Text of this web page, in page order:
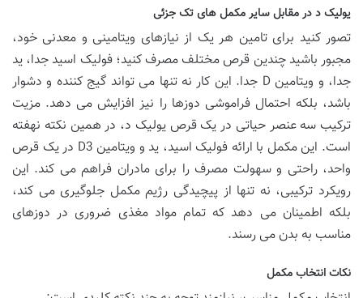
یولیک د در مقابل سایر مکمل های تک جزئی
تصور کنید برای تامین هر یک از نیازهای ویتامینی و معدنی خود،
مجبور باشید چندین قرص مختلف مصرف کنید؛ فولیک اسید جدا، ید
جدا، و ویتامین D جدا. این کار نه تنها می تواند گیج کننده و دشوار
باشد، بلکه احتمال فراموشی دوزها را نیز افزایش می دهد. مزیت
ترکیب سه عنصر حیاتی در یک قرص یولیک د، در همین نکته نهفته
است. این مکمل با ارائه فولیک اسید، ید و ویتامین D3 در یک قرص
واحد، راحتی و سهولت مصرف را برای مادران فراهم می کند. این
رویکرد ترکیبی، نه تنها از پیچیدگی رژیم مکمل جلوگیری می کند،
بلکه اطمینان می دهد که تمام مواد مغذی ضروری در دوزهای
مناسب به بدن می رسند.
نکات انتخاب مکمل